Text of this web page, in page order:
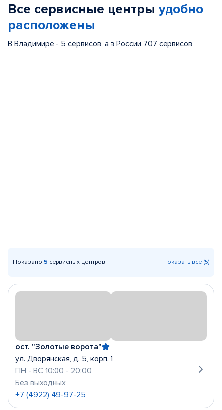
Все сервисные центры удобно
расположены
В Владимире - 5 сервисов, а в России 707 сервисов
Показано 5 сервисных центров Показать все (5)
ост. "Золотые ворота"
ул. Дворянская, д. 5, корп. 1
ПН - ВС 10:00 - 20:00
Без выходных
+7 (4922) 49-97-25